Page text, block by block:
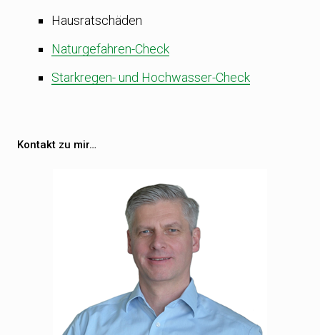
Hausratschäden
Naturgefahren-Check
Starkregen- und Hochwasser-Check
Kontakt zu mir…